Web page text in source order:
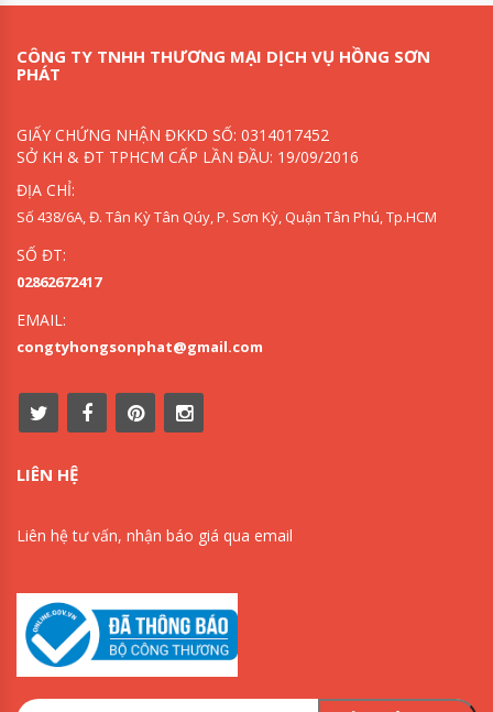
CÔNG TY TNHH THƯƠNG MẠI DỊCH VỤ HỒNG SƠN
PHÁT
GIẤY CHỨNG NHẬN ĐKKD SỐ: 0314017452
SỞ KH & ĐT TPHCM CẤP LẦN ĐẦU: 19/09/2016
ĐỊA CHỈ:
Số 438/6A, Đ. Tân Kỳ Tân Qúy, P. Sơn Kỳ, Quận Tân Phú, Tp.HCM
SỐ ĐT:
02862672417
EMAIL:
congtyhongsonphat@gmail.com
LIÊN HỆ
Liên hệ tư vấn, nhận báo giá qua email